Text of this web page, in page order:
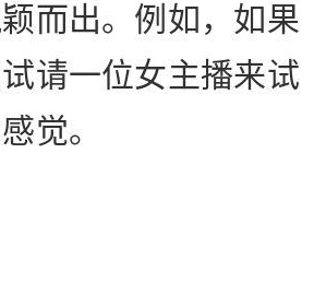
而出。例如，如果
请一位女主播来试
觉。